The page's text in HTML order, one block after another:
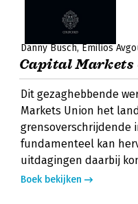
Danny Busch Emilios
Capital Markets
Dit gezaghebbende
Markets Union het
grensoverschrijdende
fundamenteel kan
uitdagingen daarbij
Boek bekijken